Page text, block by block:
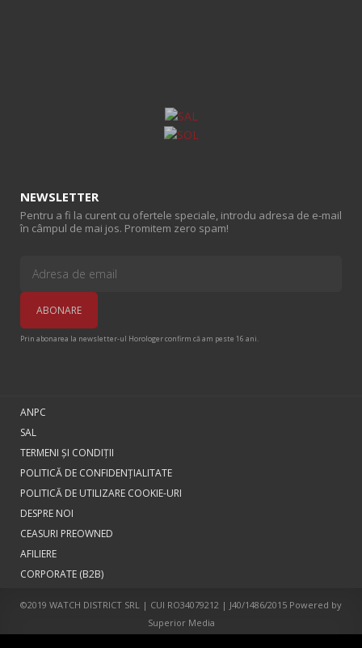
NEWSLETTER
Pentru a fi la curent cu ofertele speciale, introdu adresa de e-mail
în câmpul de mai jos. Promitem zero spam!
Prin abonarea la newsletter-ul Horologer confirm că am peste 16 ani.
ANPC
SAL
TERMENI ŞI CONDIŢII
POLITICĂ DE CONFIDENȚIALITATE
POLITICĂ DE UTILIZARE COOKIE-URI
DESPRE NOI
CEASURI PREOWNED
AFILIERE
CORPORATE (B2B)
©2019 WATCH DISTRICT SRL | CUI RO34079212 | J40/1486/2015 Powered by
Superior Media